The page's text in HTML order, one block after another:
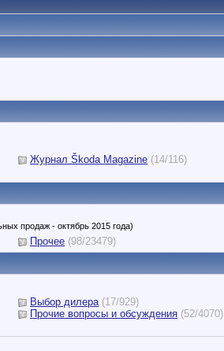
Журнал Škoda Magazine (14/116)
продаж - октябрь 2015 года)
Прочее (98/23479)
Выбор дилера(17/929)
Прочие вопросы и обсуждения (52/4070)